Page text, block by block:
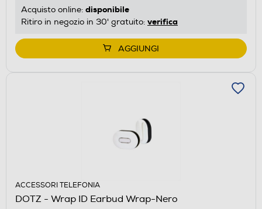
Acquisto online: disponibile
Ritiro in negozio in 30' gratuito: verifica
AGGIUNGI
ACCESSORI TELEFONIA
DOTZ - Wrap ID Earbud Wrap-Nero